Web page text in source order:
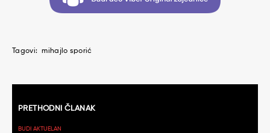
Tagovi: mihajlo sporić
članaka
PRETHODNI ČLANAK
BUDI AKTUELAN